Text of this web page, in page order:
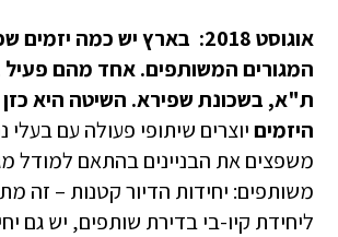
אוגוסט 2018: בארץ יש כמה
המגורים המשותפים. אחד מהם פעיל
ת"א, בשכונת שפירא. השיטה היא כזן
היזמיםיוצרים שיתופי פעולה עם בעלי
משפצים את הבניינים בהתאם למודל